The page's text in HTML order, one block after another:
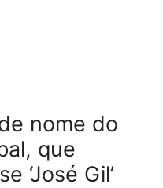
nome do
que
‘José Gil’